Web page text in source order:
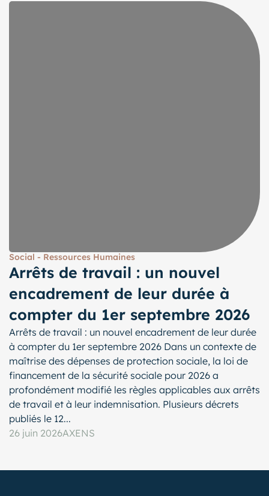
Social - Ressources Humaines
Arrêts de travail : un nouvel
encadrement de leur durée à
compter du 1er septembre 2026
Arrêts de travail : un nouvel encadrement de leur durée
à compter du 1er septembre 2026 Dans un contexte de
maîtrise des dépenses de protection sociale, la loi de
financement de la sécurité sociale pour 2026 a
profondément modifié les règles applicables aux arrêts
de travail et à leur indemnisation. Plusieurs décrets
publiés le 12...
26 juin 2026AXENS